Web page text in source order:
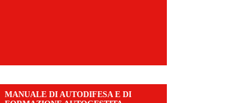
MANUALE DI AUTODIFESA E DI